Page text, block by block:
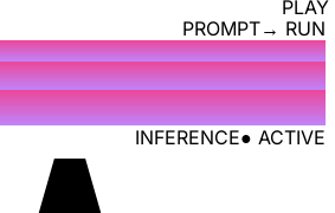
PROMPT→ RUN
INFERENCE● ACTIVE